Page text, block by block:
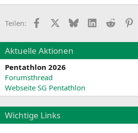
Teilen: Facebook BlueskyLinkedIn
Reddit
Aktuelle Aktionen
Pentathlon 2026
Forumsthread
Webseite SG Pentathlon
Wichtige Links